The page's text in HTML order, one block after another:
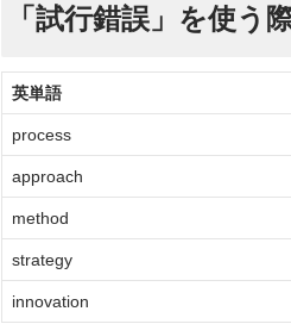
「試行錯誤」を使う
英単語
process
approach
method
strategy
innovation